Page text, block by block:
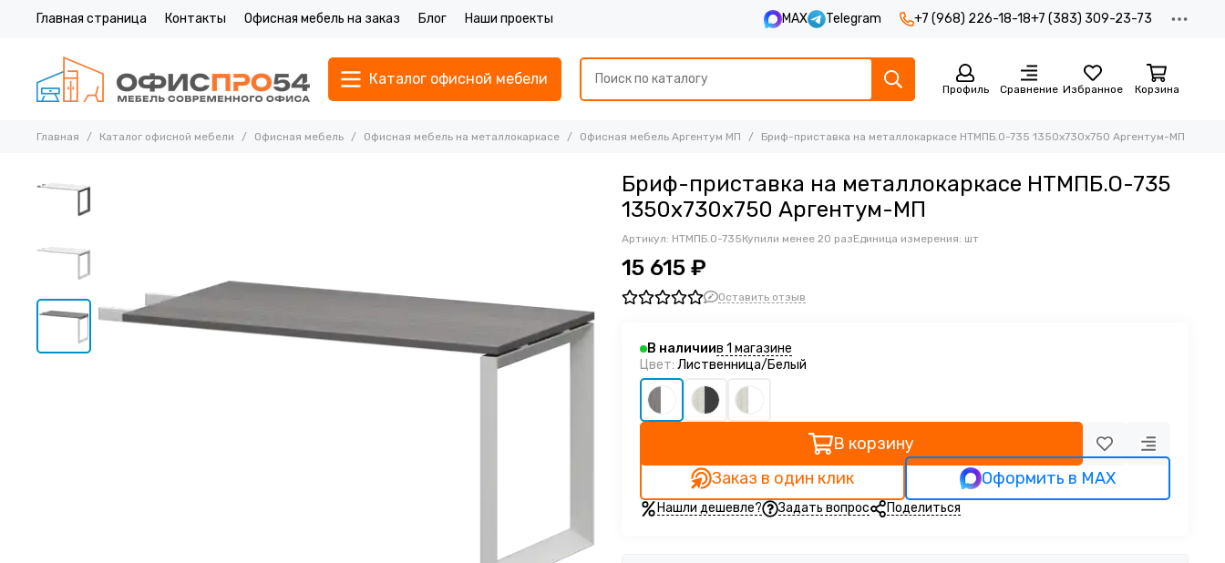
Главная страница Контакты Офисная мебель на заказ Блог Наши проекты MAX Telegram +7 (968) 226-18-18+7 (383) 309-23-73
Каталог офисной мебели
Профиль Сравнение Избранное Корзина
Главная Каталог офисной мебели Офисная мебель Офисная мебель на металлокаркасе Офисная мебель Аргентум МП Бриф-приставка на металлокаркасе НТМПБ.О-735 1350x730x750 Аргентум-МП
Бриф-приставка на металлокаркасе НТМПБ.О-735
1350x730x750 Аргентум-МП
Артикул: НТМПБ.О-735Купили менее 20 разЕдиница измерения: шт
15 615 ₽
Оставить отзыв
В наличиив 1 магазине
Цвет: Лиственница/Белый
В корзину
Заказ в один клик
Оформить в MAX
Нашли дешевле? Задать вопрос Поделиться